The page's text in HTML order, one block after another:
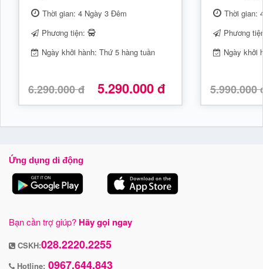
Thời gian: 4 Ngày 3 Đêm
Phương tiện:
Ngày khởi hành: Thứ 5 hàng tuần
6.290.000 đ 5.290.000 đ
Thời gian:
Phương
Ngày khởi
5.990.000
Ứng dụng di động
Bạn cần trợ giúp? Hãy gọi ngay
CSKH:028.2220.2255
Hotline: 0967.644.843